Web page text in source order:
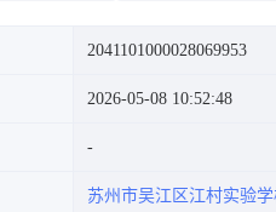
2041101000028069953
2026-05-08 10:52:48
苏州市吴江区江村实验